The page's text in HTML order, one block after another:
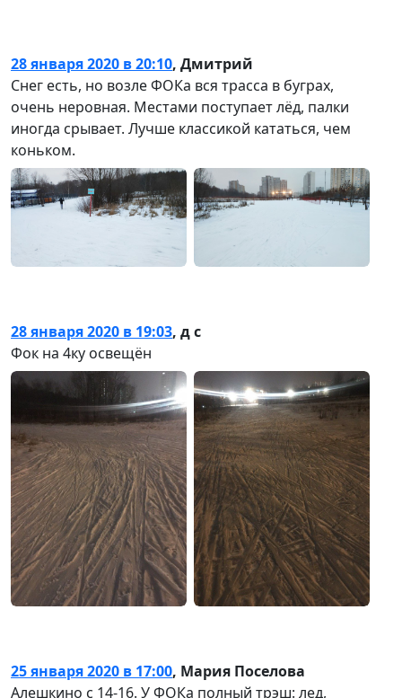
28 января 2020 в 20:10, Дмитрий
Снег есть, но возле ФОКа вся трасса в буграх,
очень неровная. Местами поступает лёд, палки
иногда срывает. Лучше классикой кататься, чем
коньком.
28 января 2020 в 19:03, д с
Фок на 4ку освещён
25 января 2020 в 17:00, Мария Поселова
Алешкино с 14-16. У ФОКа полный трэш: лед,